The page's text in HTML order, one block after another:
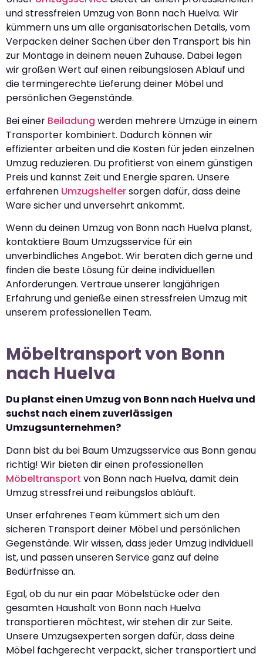
und stressfreien Umzug von Bonn nach Huelva. Wir
kümmern uns um alle organisatorischen Details, vom
Verpacken deiner Sachen über den Transport bis hin
zur Montage in deinem neuen Zuhause. Dabei legen
wir großen Wert auf einen reibungslosen Ablauf und
die termingerechte Lieferung deiner Möbel und
persönlichen Gegenstände.
Bei einer Beiladung werden mehrere Umzüge in einem
Transporter kombiniert. Dadurch können wir
effizienter arbeiten und die Kosten für jeden einzelnen
Umzug reduzieren. Du profitierst von einem günstigen
Preis und kannst Zeit und Energie sparen. Unsere
erfahrenen Umzugshelfersorgen dafür, dass deine
Ware sicher und unversehrt ankommt.
Wenn du deinen Umzug von Bonn nach Huelva planst,
kontaktiere Baum Umzugsservice für ein
unverbindliches Angebot. Wir beraten dich gerne und
finden die beste Lösung für deine individuellen
Anforderungen. Vertraue unserer langjährigen
Erfahrung und genieße einen stressfreien Umzug mit
unserem professionellen Team.
Möbeltransport von Bonn
nach Huelva
Du planst einen Umzug von Bonn nach Huelva und
suchst nach einem zuverlässigen
Umzugsunternehmen?
Dann bist du bei Baum Umzugsservice aus Bonn genau
richtig! Wir bieten dir einen professionellen
Möbeltransport von Bonn nach Huelva, damit dein
Umzug stressfrei und reibungslos abläuft.
Unser erfahrenes Team kümmert sich um den
sicheren Transport deiner Möbel und persönlichen
Gegenstände. Wir wissen, dass jeder Umzug individuell
ist, und passen unseren Service ganz auf deine
Bedürfnisse an.
Egal, ob du nur ein paar Möbelstücke oder den
gesamten Haushalt von Bonn nach Huelva
transportieren möchtest, wir stehen dir zur Seite.
Unsere Umzugsexperten sorgen dafür, dass deine
Möbel fachgerecht verpackt, sicher transportiert und